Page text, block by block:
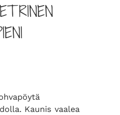
Kaunis vaalea